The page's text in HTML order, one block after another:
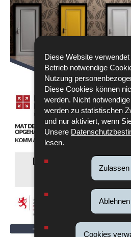
Diese Website
Betrieb notwendige
Nutzung
Diese Cookies können
werden. Nicht
werden zu statistischen
und nur aktiviert, wenn
Unsere
lesen.
Zulassen
Ablehnen
Cookies